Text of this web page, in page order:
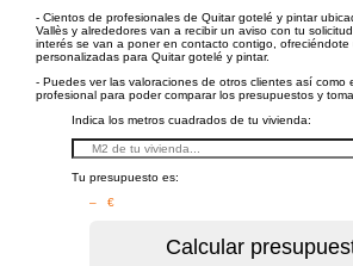
- Cientos de profesionales de Quitar gotelé y pintar
Vallès y alrededores van a recibir un aviso con tu
interés se van a poner en contacto contigo,
personalizadas para Quitar gotelé y pintar.
- Puedes ver las valoraciones de otros clientes así como
profesional para poder comparar los presupuestos y
Indica los metros cuadrados de tu vivienda:
Tu presupuesto es:
– €